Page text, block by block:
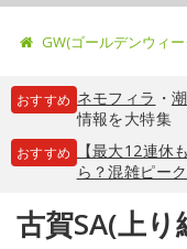
GW(ゴールデンウィ
おすすめ ネモフィラ ・
情報を大特集
おすすめ
【最大12連休
ら？混雑ピー
古賀SA(上